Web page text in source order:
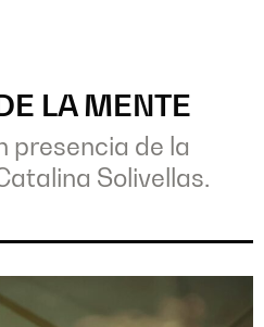
LA MENTE
presencia de la
Solivellas.